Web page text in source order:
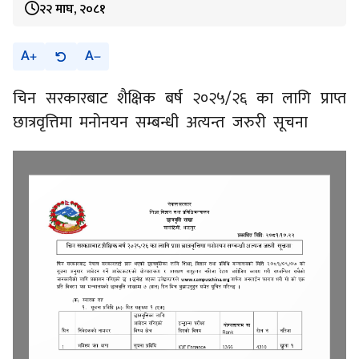
२२ माघ, २०८१
A A
चिन सरकारबाट शैक्षिक बर्ष २०२५/२६ का लागि प्राप्त
छात्रवृत्तिमा मनोनयन सम्बन्धी अत्यन्त जरुरी सूचना